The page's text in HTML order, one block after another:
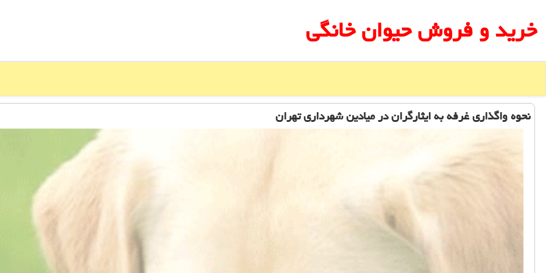
خرید و فروش حیوان خانگی
نحوه واگذاری غرفه به ایثارگران در میادین شهرداری تهران